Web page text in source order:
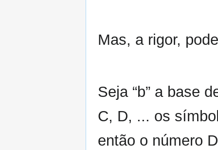
Mas, a rigor,
Seja “b” a base
C, D, ... os
então o número